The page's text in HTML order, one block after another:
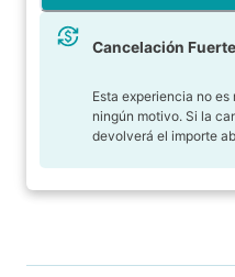
Cancelación Fuerte
Esta experiencia no
ningún motivo. Si la
devolverá el importe